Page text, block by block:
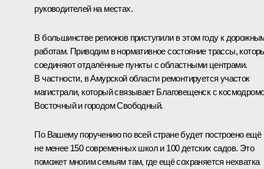
руководителей на местах.
В большинстве регионов приступили в этом году к
работам. Приводим в нормативное состояние трассы,
соединяют отдалённые пункты с областными центрами.
В частности, в Амурской области ремонтируется участок
магистрали, который связывает Благовещенск с
Восточный и городом Свободный.
По Вашему поручению по всей стране будет построено ещё
не менее 150 современных школ и 100 детских садов. Это
поможет многим семьям там, где ещё сохраняется нехватка